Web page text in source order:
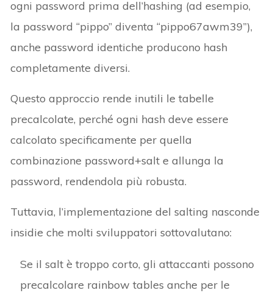
ogni password prima dell’hashing (ad esempio,
la password “pippo” diventa “pippo67awm39”),
anche password identiche producono hash
completamente diversi.
Questo approccio rende inutili le tabelle
precalcolate, perché ogni hash deve essere
calcolato specificamente per quella
combinazione password+salt e allunga la
password, rendendola più robusta.
Tuttavia, l’implementazione del salting nasconde
insidie che molti sviluppatori sottovalutano:
Se il salt è troppo corto, gli attaccanti possono
precalcolare rainbow tables anche per le